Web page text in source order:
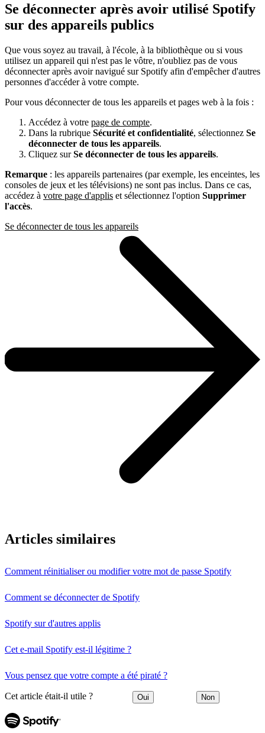
Se déconnecter après avoir utilisé Spotify
sur des appareils publics
Que vous soyez au travail, à l'école, à la bibliothèque ou si vous
utilisez un appareil qui n'est pas le vôtre, n'oubliez pas de vous
déconnecter après avoir navigué sur Spotify afin d'empêcher d'autres
personnes d'accéder à votre compte.
Pour vous déconnecter de tous les appareils et pages web à la fois :
Accédez à votre page de compte.
Dans la rubrique Sécurité et confidentialité, sélectionnez Se
déconnecter de tous les appareils.
Cliquez surSe déconnecter de tous les appareils.
Remarque : les appareils partenaires (par exemple, les enceintes, les
consoles de jeux et les télévisions) ne sont pas inclus. Dans ce cas,
accédez à votre page d'applis et sélectionnez l'option Supprimer
l'accès.
Se déconnecter de tous les appareils
Articles similaires
Comment réinitialiser ou modifier votre mot de passe Spotify
Comment se déconnecter de Spotify
Spotify sur d'autres applis
Cet e-mail Spotify est-il légitime ?
Vous pensez que votre compte a été piraté ?
Cet article était-il utile ? Oui Non